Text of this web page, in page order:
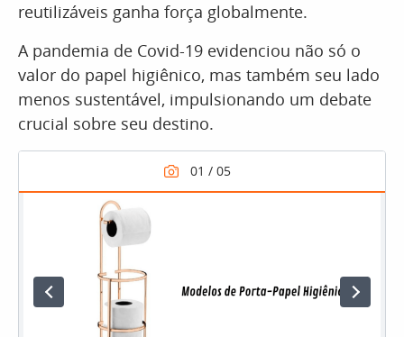
reutilizáveis ganha força globalmente.
A pandemia de Covid-19 evidenciou não só o
valor do papel higiênico, mas também seu lado
menos sustentável, impulsionando um debate
crucial sobre seu destino.